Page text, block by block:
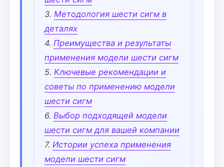
Методология шести сигм в
деталях
Преимущества и результаты
применения модели шести сигм
Ключевые рекомендации и
советы по применению модели
шести сигм
Выбор подходящей модели
шести сигм для вашей компании
Истории успеха применения
модели шести сигм